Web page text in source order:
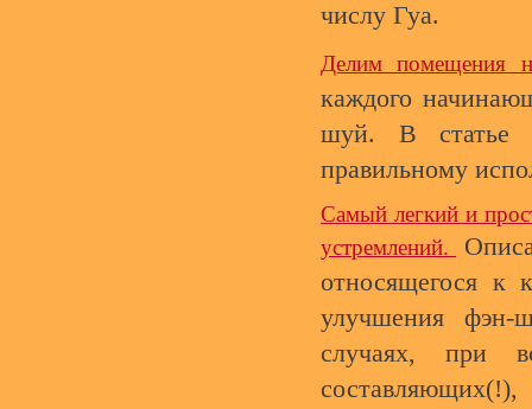
числу Гуа.
Делим помещения
каждого
шуй. В статье
правильному
Самый легкий и
устремлений.
относящегося к
улучшения фэн-
случаях, при